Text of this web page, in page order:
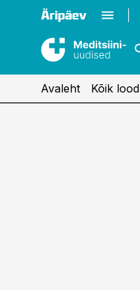
Kirurgia
Naistehaigused
Avaleht Kõik lood